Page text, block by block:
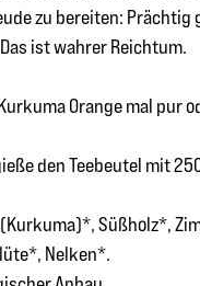
zu bereiten:
ist wahrer Reichtum.
Kurkuma Orange mal
den Teebeutel mit
Süßholz*,
Nelken*.